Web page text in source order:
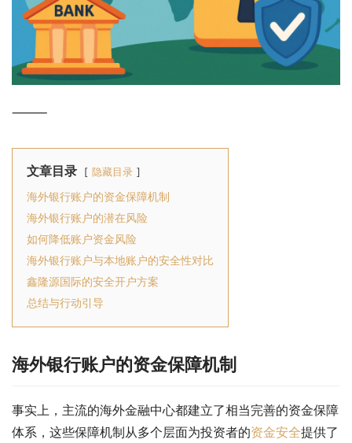
⸻
文章目录 隐藏目录
海外银行账户的资金保障机制
海外银行账户的潜在风险
如何降低账户资金风险
海外银行账户与本地账户的安全性对比
鑫隆源国际的安全开户方案
总结与行动引导
海外银行账户的资金保障机制
事实上，主流的海外金融中心都建立了相当完善的资金保障
体系，这些保障机制从多个层面为投资者的资金安全提供了